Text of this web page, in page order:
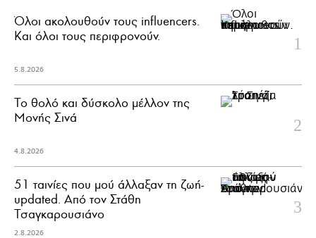
Όλοι ακολουθούν τους influencers.
Και όλοι τους περιφρονούν.
5.8.2026
Το θολό και δύσκολο μέλλον της
Μονής Σινά
4.8.2026
51 ταινίες που μού άλλαξαν τη ζωή-
updated. Aπό τον Στάθη
Τσαγκαρουσιάνο
2.8.2026